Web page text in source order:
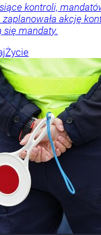
kontroli,
akcję
się mandaty.
Życie